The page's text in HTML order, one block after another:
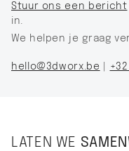
Stuur ons een bericht
in.
We helpen je graag
hello@3dworx.be
LATEN WE